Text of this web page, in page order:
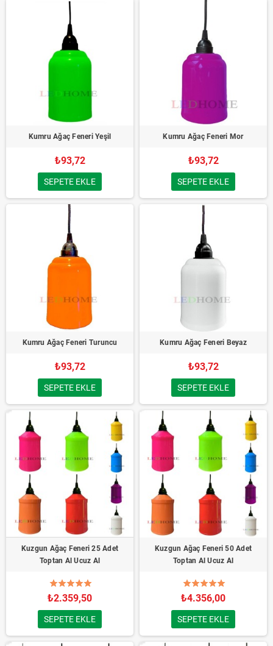
Kumru Ağaç Feneri Yeşil
₺93,72
SEPETE EKLE
Kumru Ağaç Feneri Mor
₺93,72
SEPETE EKLE
Kumru Ağaç Feneri Turuncu
₺93,72
SEPETE EKLE
Kumru Ağaç Feneri Beyaz
₺93,72
SEPETE EKLE
Kuzgun Ağaç Feneri 25 Adet
Toptan Al Ucuz Al
₺2.359,50
SEPETE EKLE
Kuzgun Ağaç Feneri 50 Adet
Toptan Al Ucuz Al
₺4.356,00
SEPETE EKLE